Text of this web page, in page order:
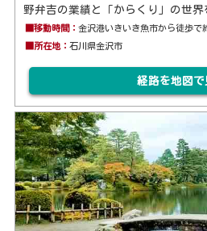
野弁吉の業績と「からくり」の世界
■移動時間：金沢港いきいき魚市から徒歩で
■所在地：石川県金沢市
経路を地図で